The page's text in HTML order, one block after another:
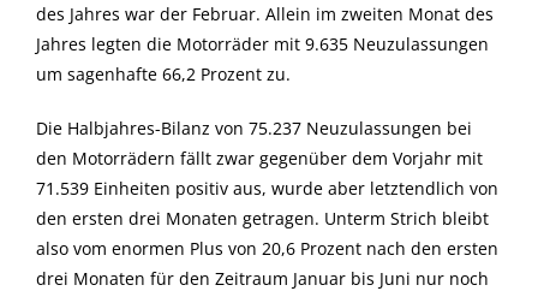
des Jahres war der Februar. Allein im zweiten Monat des
Jahres legten die Motorräder mit 9.635 Neuzulassungen
um sagenhafte 66,2 Prozent zu.
Die Halbjahres-Bilanz von 75.237 Neuzulassungen bei
den Motorrädern fällt zwar gegenüber dem Vorjahr mit
71.539 Einheiten positiv aus, wurde aber letztendlich von
den ersten drei Monaten getragen. Unterm Strich bleibt
also vom enormen Plus von 20,6 Prozent nach den ersten
drei Monaten für den Zeitraum Januar bis Juni nur noch